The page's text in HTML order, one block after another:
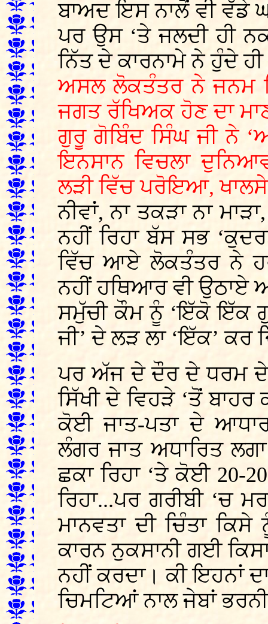
ਬਾਅਦ ਇਸ ਨਾਲੋਂ ਵੀ ਵੱਡੇ
ਪਰ ਉਸ ‘ਤੇ ਜਲਦੀ ਹੀ
ਨਿੱਤ ਦੇ ਕਾਰਨਾਮੇ ਨੇ ਹੁੰਦੇ
ਅਸਲ ਲੋਕਤੰਤਰ ਨੇ ਜਨਮ
ਜਗਤ ਰੱਖਿਅਕ ਹੋਣ ਦਾ
ਗੁਰੂ ਗੋਬਿੰਦ ਸਿੰਘ ਜੀ ਨੇ
ਇਨਸਾਨ ਵਿਚਲਾ
ਲੜੀ ਵਿੱਚ ਪਰੋਇਆ, ਖਾਲਸੇ
ਨੀਵਾਂ, ਨਾ ਤਕੜਾ ਨਾ
ਨਹੀਂ ਰਿਹਾ ਬੱਸ ਸਭ
ਵਿੱਚ ਆਏ ਲੋਕਤੰਤਰ ਨੇ
ਨਹੀਂ ਹਥਿਆਰ ਵੀ ਉਠਾਏ
ਸਮੁੱਚੀ ਕੌਮ ਨੂੰ ‘ਇੱਕੋ ਇੱਕ
ਜੀ’ ਦੇ ਲੜ ਲਾ ‘ਇੱਕ’ ਕਰ
ਪਰ ਅੱਜ ਦੇ ਦੌਰ ਦੇ ਧਰਮ
ਸਿੱਖੀ ਦੇ ਵਿਹੜੇ ‘ਤੋਂ
ਕੋਈ ਜਾਤ-ਪਤਾ ਦੇ
ਲੰਗਰ ਜਾਤ ਅਧਾਰਿਤ
ਛਕਾ ਰਿਹਾ ‘ਤੇ ਕੋਈ 20-
ਰਿਹਾ...ਪਰ ਗਰੀਬੀ ‘ਚ
ਮਾਨਵਤਾ ਦੀ ਚਿੰਤਾ
ਕਾਰਨ ਨੁਕਸਾਨੀ ਗਈ
ਨਹੀਂ ਕਰਦਾ। ਕੀ ਇਹਨਾਂ
ਚਿਮਟਿਆਂ ਨਾਲ ਜੇਬਾਂ